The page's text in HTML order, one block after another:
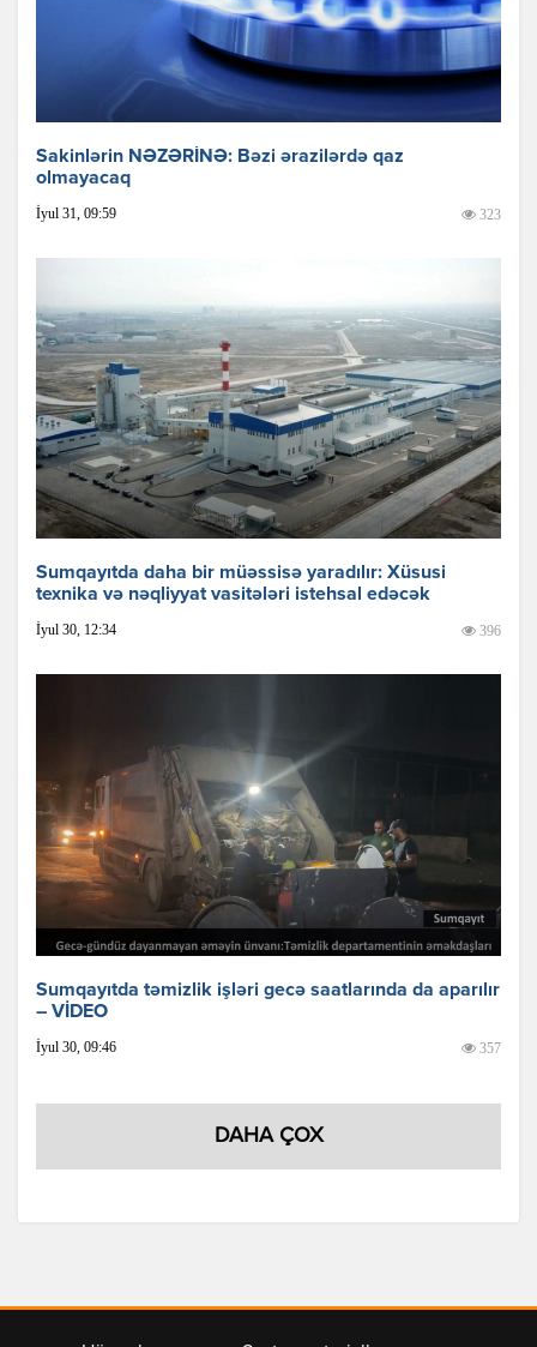
Sakinlərin NƏZƏRİNƏ: Bəzi ərazilərdə qaz
olmayacaq
İyul 31, 09:59 323
Sumqayıtda daha bir müəssisə yaradılır: Xüsusi
texnika və nəqliyyat vasitələri istehsal edəcək
İyul 30, 12:34 396
Sumqayıtda təmizlik işləri gecə saatlarında da aparılır
– VİDEO
İyul 30, 09:46 357
DAHA ÇOX